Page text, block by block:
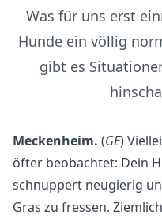
Was für uns erst
Hunde ein völlig
gibt es
Meckenheim. (GE)
öfter beobachtet: Dein
schnuppert neugierig
Gras zu fressen.